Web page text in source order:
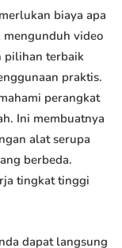
biaya apa
mengunduh video
pilihan terbaik
praktis.
perangkat
Ini membuatnya
alat serupa
berbeda.
tingkat tinggi
dapat langsung